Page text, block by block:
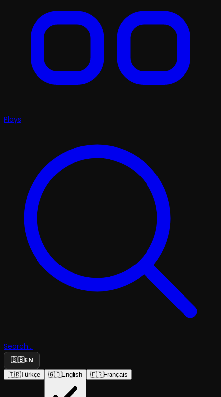
Plays
Search...
🇬🇧EN
🇹🇷Türkçe 🇬🇧English 🇫🇷Français